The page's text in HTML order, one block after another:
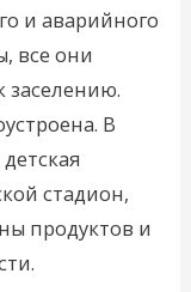
и аварийного
все они
В
стадион,
продуктов и